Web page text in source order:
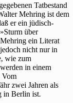
Tatbestand
Mehring ist dem
er ein jüdisch-
über
ein Literat
nicht nur in
wie zum
in einem
Vom
zwei Jahren als
in Berlin ist.